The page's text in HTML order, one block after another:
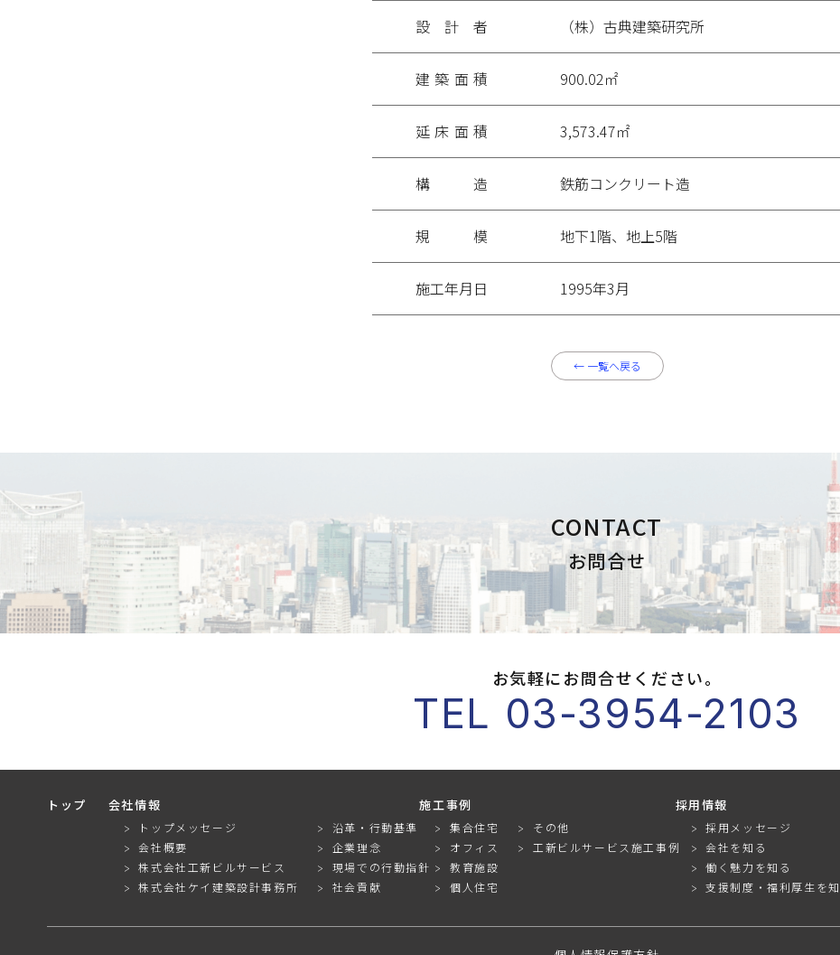
設計者 （株）古典建築研究所
建築面積 900.02㎡
延床面積 3,573.47㎡
構造 鉄筋コンクリート造
規模 地下1階、地上5階
施工年月日 1995年3月
← 一覧へ戻る
CONTACT
お問合せ
お気軽にお問合せください。
TEL 03-3954-2103
トップ 会社情報
トップメッセージ
会社概要
株式会社工新ビルサービス
株式会社ケイ建築設計事務所
沿革・行動基準
企業理念
現場での行動指針
社会貢献
施工事例
集合住宅
オフィス
教育施設
個人住宅
その他
工新ビルサービス施工事例
採用情報
採用メッセージ
会社を知る
働く魅力を知る
支援制度・福利厚生を